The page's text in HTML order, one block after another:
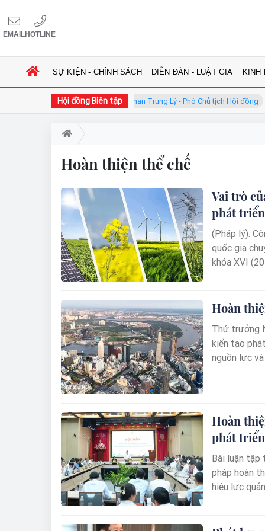
EMAILHOTLINE
SỰ KIỆN - CHÍNH SÁCH DIỄN ĐÀN - LUẬT GIA KINH
Hội đồng Biên tập
GS.TS. Phan Trung Lý - Phó Chủ tịch Hội đồng
Hoàn thiện thể chế
Vai trò
phát
(Pháp lý).
quốc gia
khóa XVI
Hoàn
Thứ trưởng
kiến tạo
nguồn lực
Hoàn
phát triển
Bài luận tập
pháp hoàn
hiệu lực